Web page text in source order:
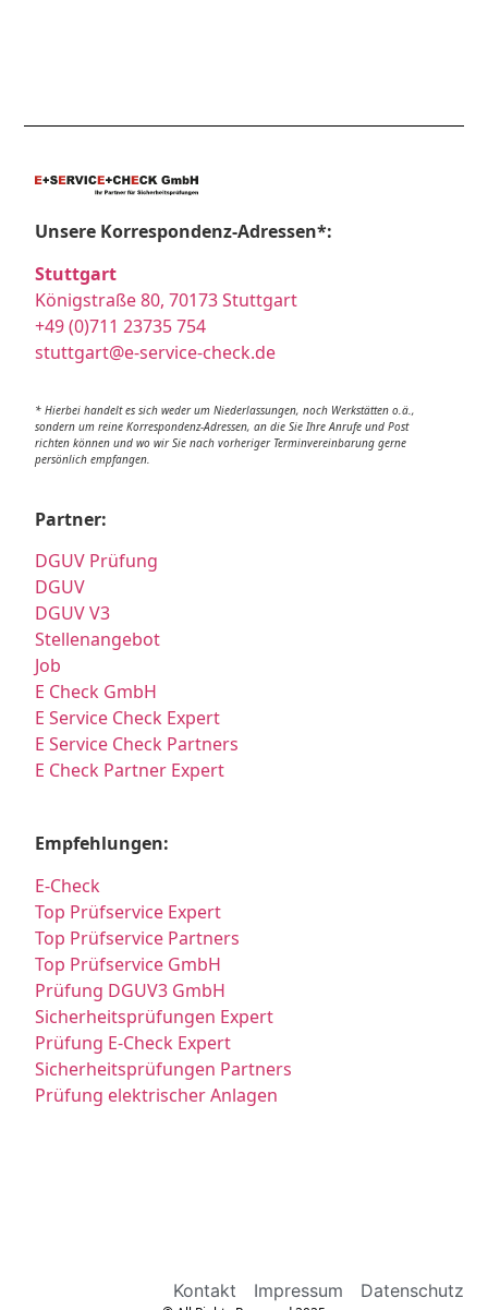
Unsere Korrespondenz-Adressen*:
Stuttgart
Königstraße 80, 70173 Stuttgart
+49 (0)711 23735 754
stuttgart@e-service-check.de
* Hierbei handelt es sich weder um Niederlassungen, noch Werkstätten o.ä.,
sondern um reine Korrespondenz-Adressen, an die Sie Ihre Anrufe und Post
richten können und wo wir Sie nach vorheriger Terminvereinbarung gerne
persönlich empfangen.
Partner:
DGUV Prüfung
DGUV
DGUV V3
Stellenangebot
Job
E Check GmbH
E Service Check Expert
E Service Check Partners
E Check Partner Expert
Empfehlungen:
E-Check
Top Prüfservice Expert
Top Prüfservice Partners
Top Prüfservice GmbH
Prüfung DGUV3 GmbH
Sicherheitsprüfungen Expert
Prüfung E-Check Expert
Sicherheitsprüfungen Partners
Prüfung elektrischer Anlagen
Kontakt Impressum Datenschutz